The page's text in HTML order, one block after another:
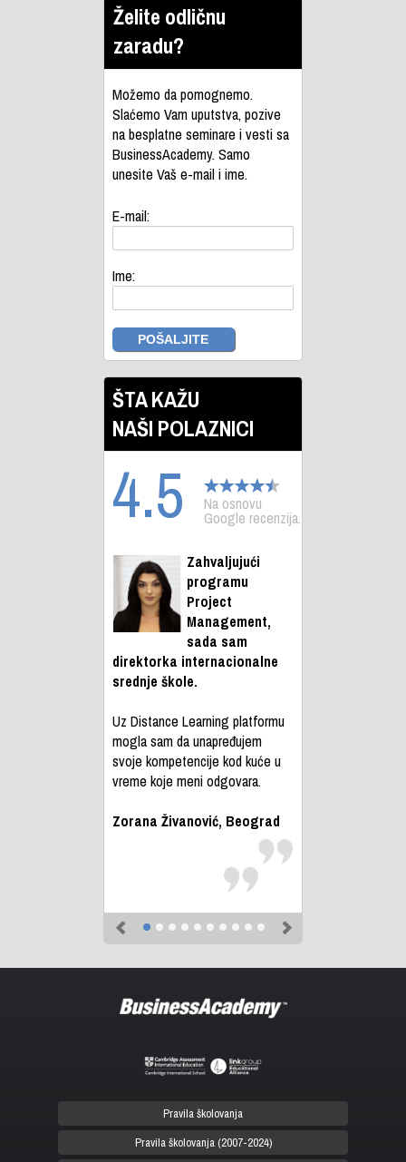
Želite odličnu
zaradu?
Možemo da pomognemo.
Slaćemo Vam uputstva, pozive
na besplatne seminare i vesti sa
BusinessAcademy. Samo
unesite Vaš e-mail i ime.
E-mail:
Ime:
ŠTA KAŽU
NAŠI POLAZNICI
4.5 Na osnovu
Google recenzija.
Zahvaljujući
programu
Project
Management,
sada sam
direktorka internacionalne
srednje škole.
Uz Distance Learning platformu
mogla sam da unapređujem
svoje kompetencije kod kuće u
vreme koje meni odgovara.
Zorana Živanović, Beograd
Pravila školovanja
Pravila školovanja (2007-2024)